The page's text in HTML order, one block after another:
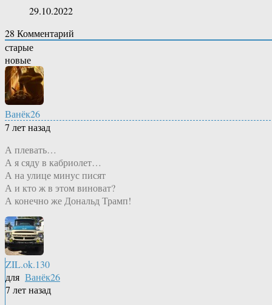
29.10.2022
28 Комментарий
старые
новые
Ванёк26
7 лет назад
А плевать…
А я сяду в кабриолет…
А на улице минус писят
А и кто ж в этом виноват?
А конечно же Дональд Трамп!
ZIL.ok.130
для Ванёк26
7 лет назад